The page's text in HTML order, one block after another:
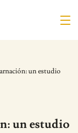
un estudio
un estudio